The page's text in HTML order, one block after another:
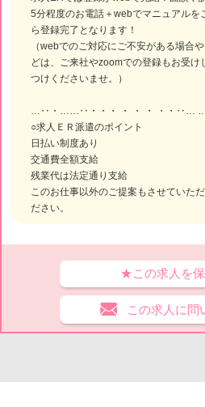
5分程度のお電話＋webでマニュアルを
ら登録完了となります！
（webでのご対応にご不安がある場合
どは、ご来社やzoomでの登録もお受け
つけくださいませ。）
…‥・……‥・・・ ・ ・ ・ ・・‥…
○求人ＥＲ派遣のポイント
日払い制度あり
交通費全額支給
残業代は法定通り支給
このお仕事以外のご提案もさせていた
ださい。
★この求人を
この求人に問